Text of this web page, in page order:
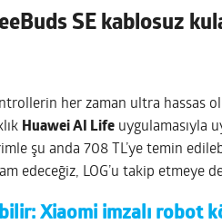
SE kablosuz
her zaman ultra hassas
Huawei AI Life uygulamasıyla
şu anda 708 TL’ye temin
edeceğiz, LOG’u takip etmeye
Xiaomi imzalı robot